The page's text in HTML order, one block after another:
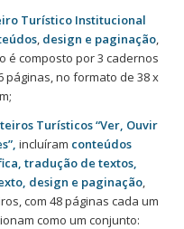
Turístico Institucional
, design e paginação,
é composto por 3 cadernos
páginas, no formato de 38 x
Turísticos “Ver, Ouvir
incluíram conteúdos
tradução de textos,
design e paginação,
com 48 páginas cada um
como um conjunto: